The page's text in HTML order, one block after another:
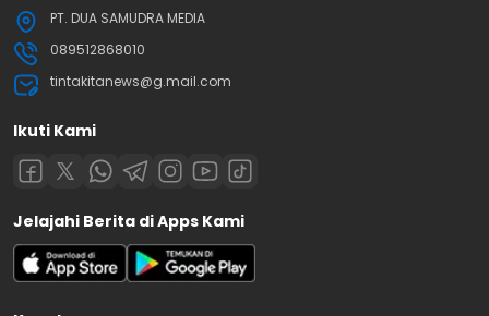
PT. DUA SAMUDRA MEDIA
089512868010
tintakitanews@g.mail.com
Ikuti Kami
Jelajahi Berita di Apps Kami